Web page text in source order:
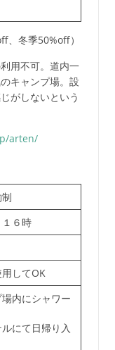
、冬季50%off）
用不可。道内一
キャンプ場。設
がしないという
arten/
１６時
してOK
内にシャワー
にて日帰り入